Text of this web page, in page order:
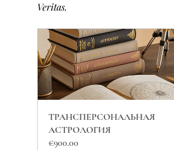
Veritas.
ТРАНСПЕРСОНАЛЬНАЯ
АСТРОЛОГИЯ
€900.00